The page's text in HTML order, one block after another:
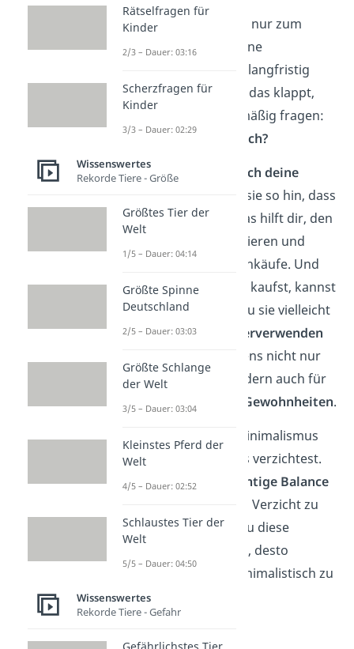
Minimalismus ist nicht nur zum
Ausmisten, sondern eine
, die dich langfristig
begleiten kann. Damit das klappt,
solltest du dich regelmäßig fragen:
Brauche ich das wirklich?
Ein einfacher Tipp:
Mach deine
. Stell sie so hin, dass
du sie im Blick hast. Das hilft dir, den
Überblick nicht zu verlieren und
vermeidet unnötige Einkäufe. Und
bevor du etwas Neues kaufst, kannst
du dir überlegen, ob du sie vielleicht
reparieren oder wiederverwenden
kannst. Das gilt übrigens nicht nur
für Gegenstände, sondern auch für
Verpflichtungen und Gewohnheiten.
Grundsätzlich heißt Minimalismus
nicht, dass du auf alles verzichtest.
Es geht darum, die
richtige Balance
zwischen Konsum und Verzicht zu
finden. Je bewusster du diese
Entscheidungen triffst, desto
leichter
fällt es dir, minimalistisch zu
leben.
Rätselfragen für
Kinder
2/3 – Dauer: 03:16
Scherzfragen für
Kinder
3/3 – Dauer: 02:29
Wissenswertes
Rekorde Tiere - Größe
Größtes Tier der
Welt
1/5 – Dauer: 04:14
Größte Spinne
Deutschland
2/5 – Dauer: 03:03
Größte Schlange
der Welt
3/5 – Dauer: 03:04
Kleinstes Pferd der
Welt
4/5 – Dauer: 02:52
Schlaustes Tier der
Welt
5/5 – Dauer: 04:50
Wissenswertes
Rekorde Tiere - Gefahr
Gefährlichstes Tier